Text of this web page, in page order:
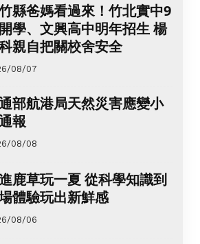
縣爸媽看過來！竹北實中9
學、文興高中明年招生 楊
親自把關校舍安全
08/07
部航港局天然災害應變小
報
08/08
鹿草玩一夏 從科學知識到
體驗玩出新鮮感
08/06